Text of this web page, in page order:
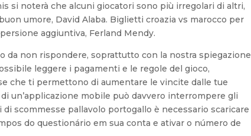
si noterà che alcuni giocatori sono più irregolari di altri,
umore, David Alaba. Biglietti croazia vs marocco per
aggiuntiva, Ferland Mendy.
da non rispondere, soprattutto con la nostra spiegazione
leggere i pagamenti e le regole del gioco,
che ti permettono di aumentare le vincite dalle tue
un’applicazione mobile può davvero interrompere gli
scommesse pallavolo portogallo è necessario scaricare
do questionário em sua conta e ativar o número de